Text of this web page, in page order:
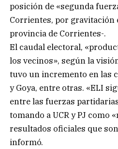
posición de «segunda
Corrientes, por gravitación
provincia de Corrientes-.
El caudal electoral,
los vecinos», según la
tuvo un incremento en las
y Goya, entre otras. «ELI
entre las fuerzas
tomando a UCR y PJ como
resultados oficiales que
informó.